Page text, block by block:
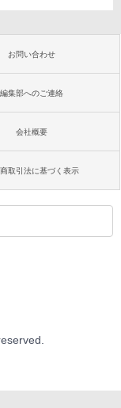
お問い合わせ
編集部へのご連絡
会社概要
取引法に基づく表示